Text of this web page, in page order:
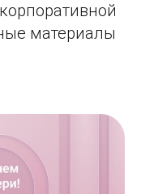
материалы